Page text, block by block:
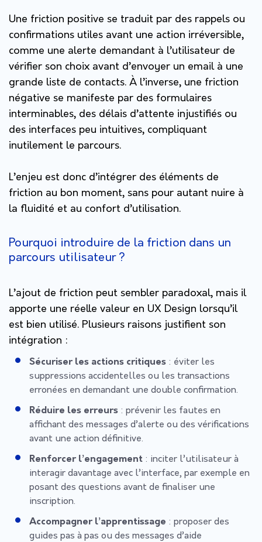
Une friction positive se traduit par des rappels ou
confirmations utiles avant une action irréversible,
comme une alerte demandant à l’utilisateur de
vérifier son choix avant d’envoyer un email à une
grande liste de contacts. À l’inverse, une friction
négative se manifeste par des formulaires
interminables, des délais d’attente injustifiés ou
des interfaces peu intuitives, compliquant
inutilement le parcours.
L’enjeu est donc d’intégrer des éléments de
friction au bon moment, sans pour autant nuire à
la fluidité et au confort d’utilisation.
Pourquoi introduire de la friction dans un
parcours utilisateur ?
L’ajout de friction peut sembler paradoxal, mais il
apporte une réelle valeur en UX Design lorsqu’il
est bien utilisé. Plusieurs raisons justifient son
intégration :
Sécuriser les actions critiques : éviter les
suppressions accidentelles ou les transactions
erronées en demandant une double confirmation.
Réduire les erreurs : prévenir les fautes en
affichant des messages d’alerte ou des vérifications
avant une action définitive.
Renforcer l’engagement : inciter l’utilisateur à
interagir davantage avec l’interface, par exemple en
posant des questions avant de finaliser une
inscription.
Accompagner l’apprentissage : proposer des
guides pas à pas ou des messages d’aide